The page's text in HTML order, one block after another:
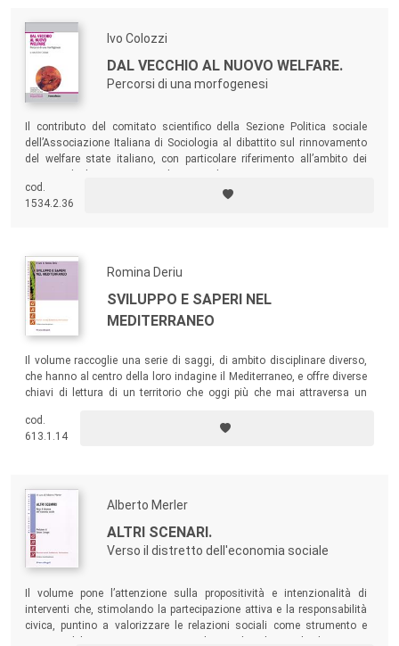
Ivo Colozzi
DAL VECCHIO AL NUOVO WELFARE.
Percorsi di una morfogenesi
Il contributo del comitato scientifico della Sezione Politica sociale
dell’Associazione Italiana di Sociologia al dibattito sul rinnovamento
del welfare state italiano, con particolare riferimento all’ambito dei
cod.
1534.2.36
Romina Deriu
SVILUPPO E SAPERI NEL
MEDITERRANEO
Il volume raccoglie una serie di saggi, di ambito disciplinare diverso,
che hanno al centro della loro indagine il Mediterraneo, e offre diverse
chiavi di lettura di un territorio che oggi più che mai attraversa un
mediterranea composita, talora frastagliata e confliggente, in cui
trovano coesistenza similitudini e specificità.
cod.
613.1.14
Alberto Merler
ALTRI SCENARI.
Verso il distretto dell'economia sociale
Il volume pone l’attenzione sulla propositività e intenzionalità di
interventi che, stimolando la partecipazione attiva e la responsabilità
civica, puntino a valorizzare le relazioni sociali come strumento e